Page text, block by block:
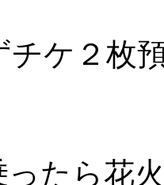
チケ２枚
ったら花